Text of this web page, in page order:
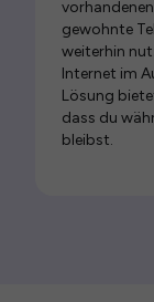
gewohnte
weiterhin
Internet im
Lösung
dass du
bleibst.